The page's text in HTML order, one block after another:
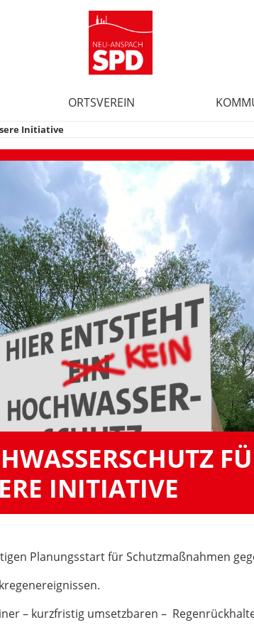
ORTSVEREIN
Initiative
INITIATIVE
Planungsstart für Schutzmaßnahmen
– kurzfristig umsetzbaren –